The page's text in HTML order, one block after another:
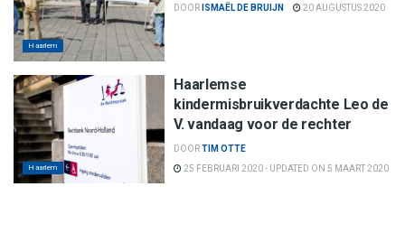
Haarlem
DOOR ISMAËL DE BRUIJN 20 AUGUSTUS 2020
Haarlem
Haarlemse
kindermisbruikverdachte Leo de
V. vandaag voor de rechter
DOORTIM OTTE
25 FEBRUARI 2020 - UPDATED ON 5 MAART 2020